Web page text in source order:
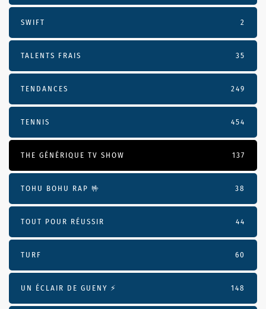
SWIFT 2
TALENTS FRAIS 35
TENDANCES 249
TENNIS 454
THE GÉNÉRIQUE TV SHOW 137
TOHU BOHU RAP 🤟 38
TOUT POUR RÉUSSIR 44
TURF 60
UN ÉCLAIR DE GUENY ⚡️ 148